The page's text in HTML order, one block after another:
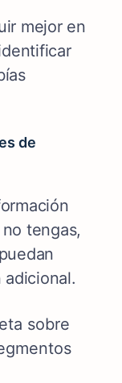
mejor en
de
tengas,
sobre